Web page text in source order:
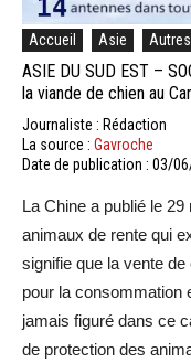
Accueil Asie
ASIE DU SUD EST –
la viande de chien au
Journaliste : Rédaction
La source : Gavroche
Date de publication : 03/
La Chine a publié le
animaux de rente qui
signifie que la vente
pour la consommation
jamais figuré dans ce
de protection des